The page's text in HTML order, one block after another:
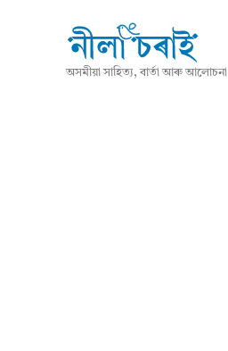
অসমীয়া সাহিত্য, বাৰ্তা আৰু আলোচনা